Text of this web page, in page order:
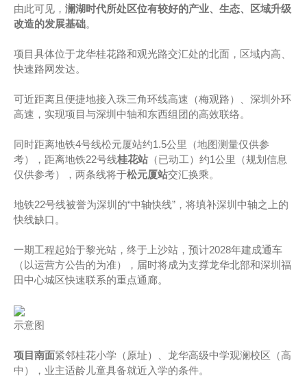
由此可见， 澜湖时代所处区位有较好的产业、生态、区域升级
改造的发展基础。
项目具体位于龙华桂花路和观光路交汇处的北面，区域内高、
快速路网发达。
可近距离且便捷地接入珠三角环线高速（梅观路）、深圳外环
高速，实现项目与深圳中轴和东西组团的高效联络。
同时距离地铁4号线松元厦站约1.5公里（地图测量仅供参
考），距离地铁22号线桂花站（已动工）约1公里（规划信息
仅供参考），两条线将于松元厦站交汇换乘。
地铁22号线被誉为深圳的“中轴快线”，将填补深圳中轴之上的
快线缺口。
一期工程起始于黎光站，终于上沙站，预计2028年建成通车
（以运营方公告的为准），届时将成为支撑龙华北部和深圳福
田中心城区快速联系的重点通廊。
示意图
项目南面紧邻桂花小学（原址）、龙华高级中学观澜校区（高
中），业主适龄儿童具备就近入学的条件。